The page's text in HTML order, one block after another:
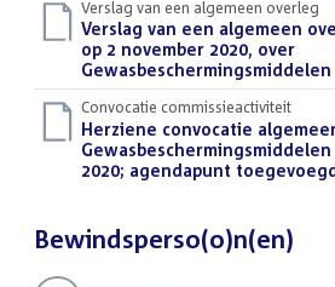
Verslag van een algemeen overleg
Download
bestand:
Verslag van een algemeen
op 2 november 2020, over
Gewasbeschermingsmiddelen
Convocatie commissieactiviteit
Download
bestand:
Herziene convocatie
2020; agendapunt
Bewindsperso(o)n(en)